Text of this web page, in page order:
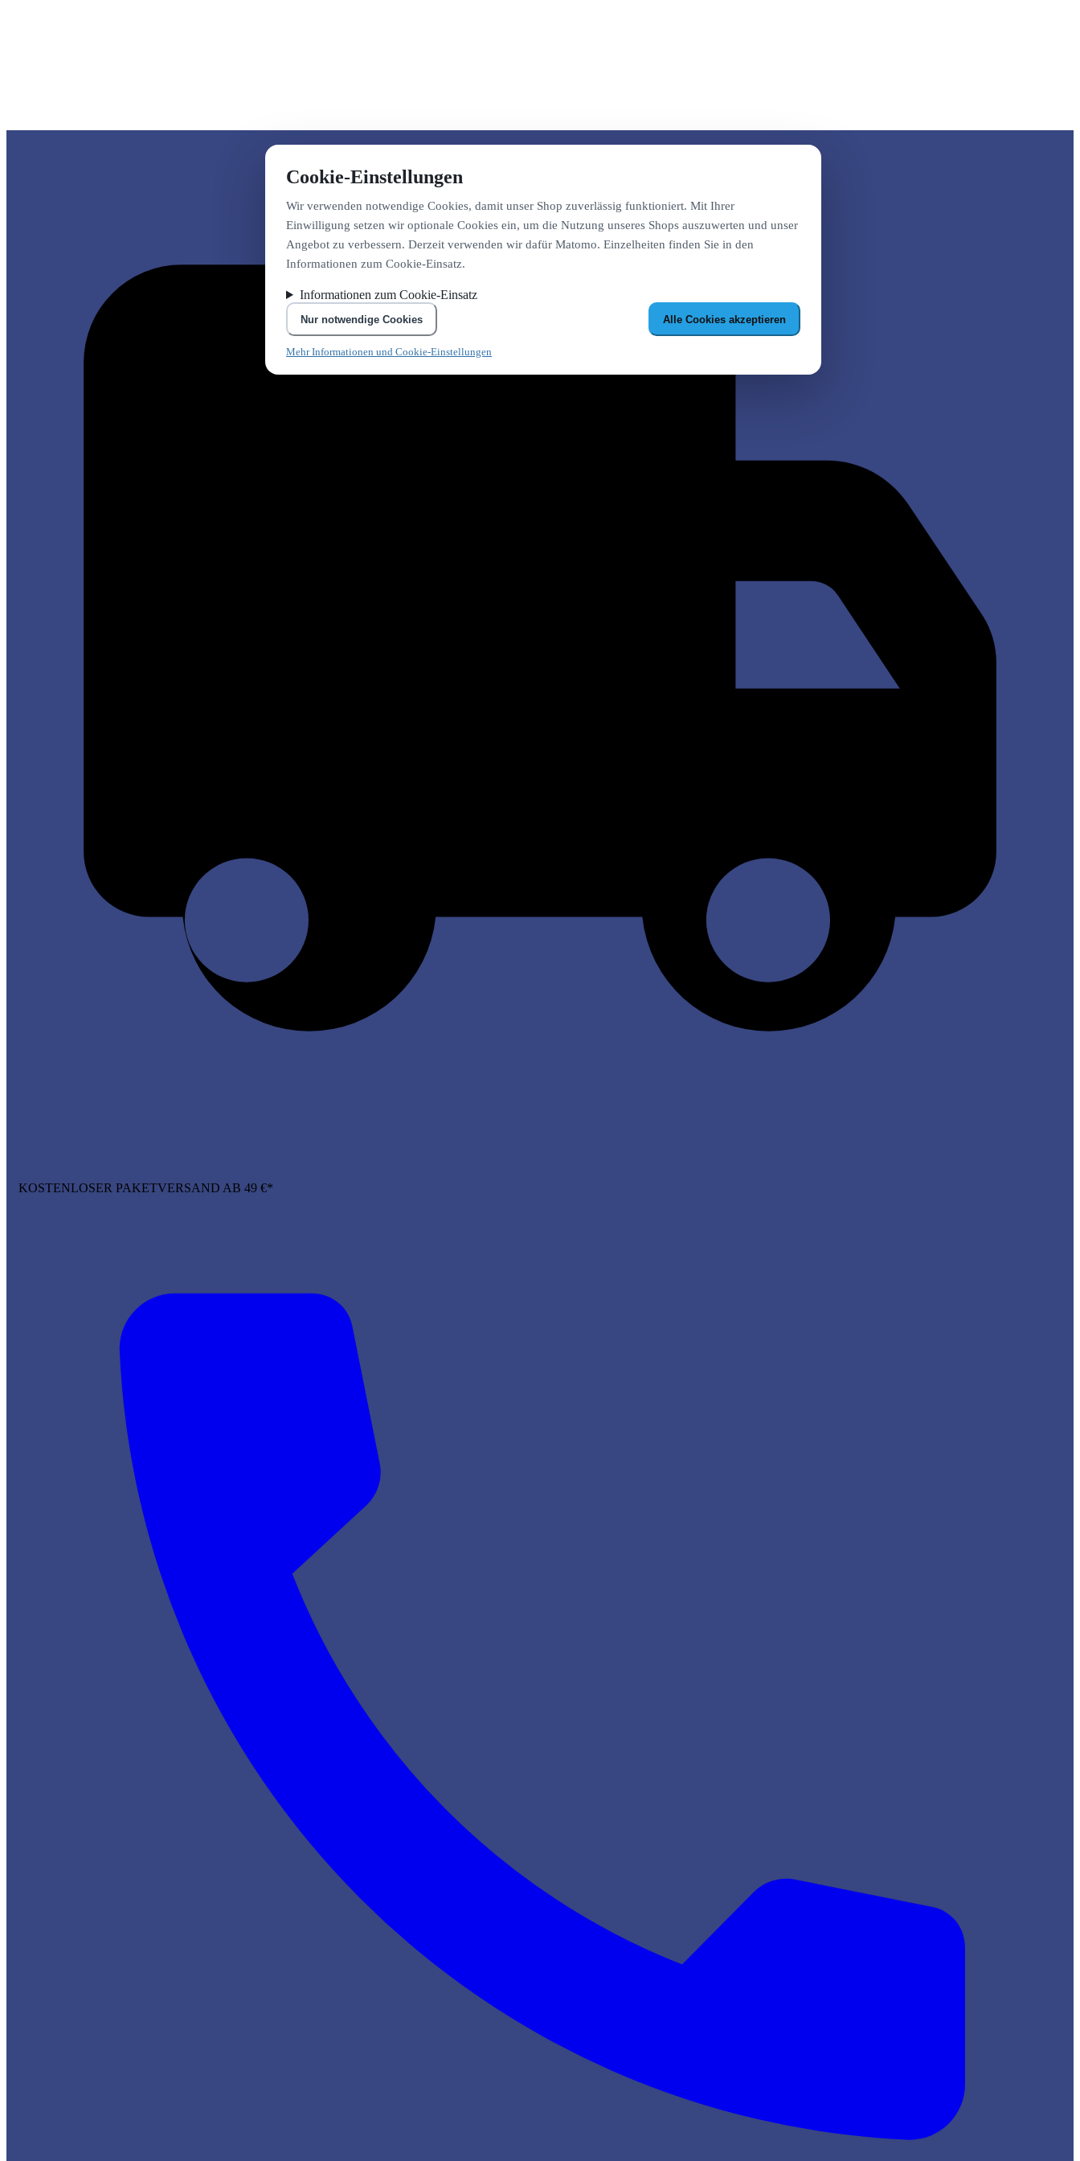
Cookie-Einstellungen
Wir verwenden notwendige Cookies, damit unser Shop zuverlässig funktioniert. Mit Ihrer
Einwilligung setzen wir optionale Cookies ein, um die Nutzung unseres Shops auszuwerten und unser
Angebot zu verbessern. Derzeit verwenden wir dafür Matomo. Einzelheiten finden Sie in den
Informationen zum Cookie-Einsatz.
Informationen zum Cookie-Einsatz
Nur notwendige Cookies Alle Cookies akzeptieren
Mehr Informationen und Cookie-Einstellungen
KOSTENLOSER PAKETVERSAND AB 49 €*